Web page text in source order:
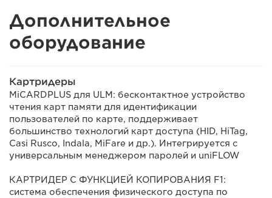
Дополнительное
оборудование
Картридеры
MiCARDPLUS для ULM: бесконтактное устройство
чтения карт памяти для идентификации
пользователей по карте, поддерживает
большинство технологий карт доступа (HID, HiTag,
Casi Rusco, Indala, MiFare и др.). Интегрируется с
универсальным менеджером паролей и uniFLOW
КАРТРИДЕР С ФУНКЦИЕЙ КОПИРОВАНИЯ F1:
система обеспечения физического доступа по